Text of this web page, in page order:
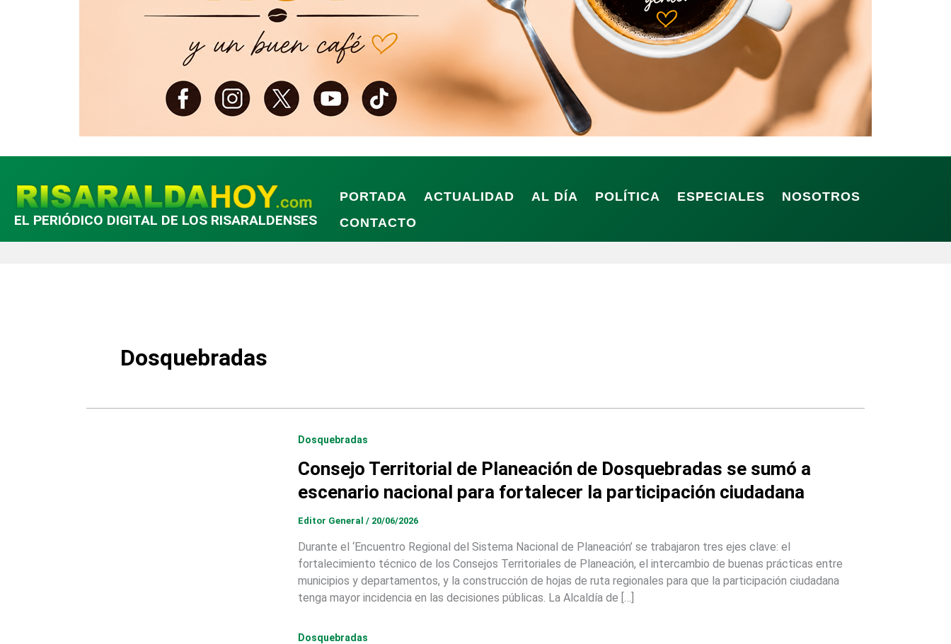
EL PERIÓDICO DIGITAL DE LOS RISARALDENSES
PORTADA ACTUALIDAD AL DÍA POLÍTICA ESPECIALES
NOSOTROS
CONTACTO
Dosquebradas
Dosquebradas
Consejo Territorial de Planeación de Dosquebradas se sumó a
escenario nacional para fortalecer la participación ciudadana
Editor General / 20/06/2026
Durante el ‘Encuentro Regional del Sistema Nacional de Planeación’ se trabajaron tres ejes clave: el
fortalecimiento técnico de los Consejos Territoriales de Planeación, el intercambio de buenas prácticas entre
municipios y departamentos, y la construcción de hojas de ruta regionales para que la participación ciudadana
tenga mayor incidencia en las decisiones públicas. La Alcaldía de […]
Dosquebradas